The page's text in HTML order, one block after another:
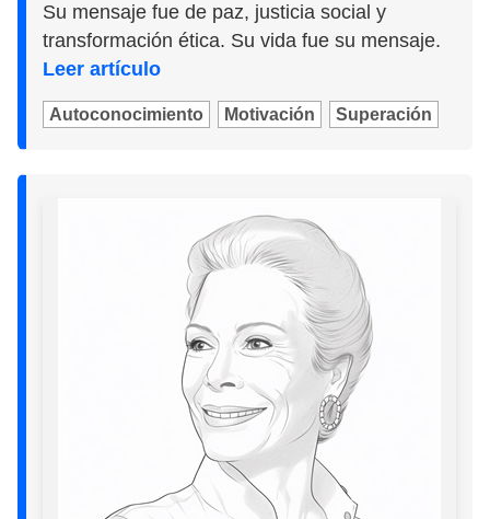
Su mensaje fue de paz, justicia social y
transformación ética. Su vida fue su mensaje.
Leer artículo
Autoconocimiento Motivación Superación